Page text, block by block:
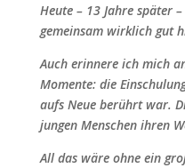
Heute – 13 Jahre später
gemeinsam wirklich gut
Auch erinnere ich mich
Momente: die
aufs Neue berührt war.
jungen Menschen ihren
All das wäre ohne ein